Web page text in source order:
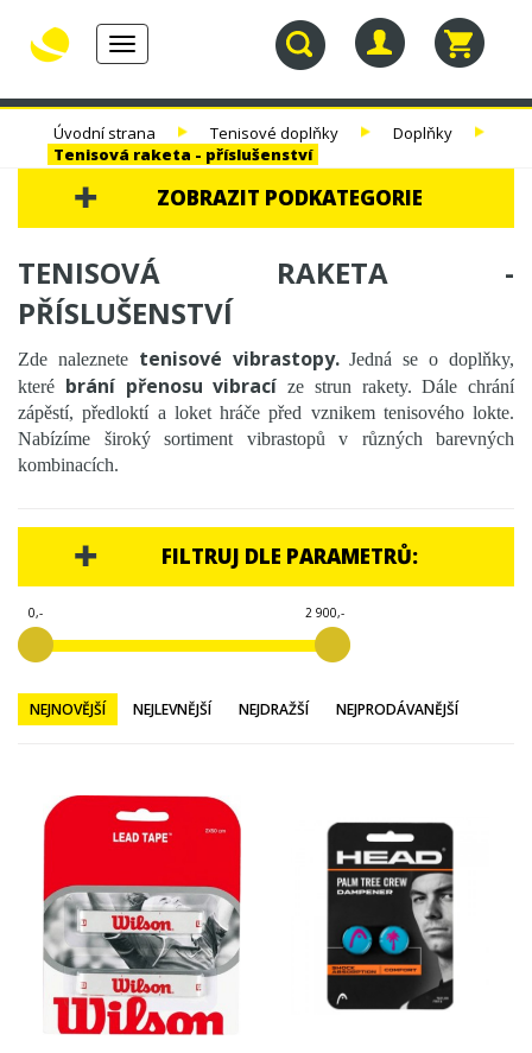
Toggle
navigation
30.
NAROZENINY
TENISOVÉ
RAKETY
TENISOVÉ
TENISOVÉ
Úvodní strana Tenisové doplňky
Doplňky
Tenisová raketa - příslušenství
ZOBRAZIT PODKATEGORIE
30. NAROZENINY
TENISOVÉ RAKETY
TENISOVÉ VÝPLETY
TENISOVÉ TAŠKY
TENISOVÉ MÍČE
TENISOVÉ OBLEČENÍ
TENISOVÉ DOPLŇKY
BADMINTON
PADEL
TRÉNINKOVÉ POMŮCKY
BADMINTONOVÉ KURTY
NAHRÁVACÍ STROJE
VYPLÉTACÍ STROJE
KNIHY
DOPLŇKY
TENISOVÁ RAKETA - PŘÍSLUŠENSTVÍ
VITAMÍNY
TENISOVÁ RAKETA -
PŘÍSLUŠENSTVÍ
Zde naleznete tenisové vibrastopy.Jedná se o doplňky,
které brání přenosu vibrací ze strun rakety. Dále chrání
zápěstí, předloktí a loket hráče před vznikem tenisového lokte.
Nabízíme široký sortiment vibrastopů v různých barevných
kombinacích.
FILTRUJ DLE PARAMETRŮ:
0,- 2 900,-
NEJNOVĚJŠÍ NEJLEVNĚJŠÍ NEJDRAŽŠÍ NEJPRODÁVANĚJŠÍ